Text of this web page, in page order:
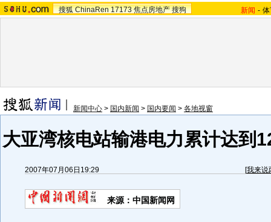
搜狐 ChinaRen 17173 焦点房地产 搜狗 新闻 -
新闻中心 > 国内新闻 > 国内要闻 > 各地视窗
大亚湾核电站输港电力累计达到
2007年07月06日19:29 [我来说
来源：中国新闻网